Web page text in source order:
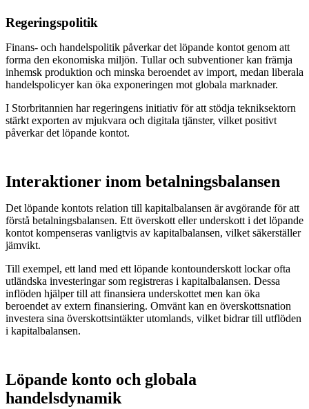
Regeringspolitik
Finans- och handelspolitik påverkar det löpande kontot genom att
forma den ekonomiska miljön. Tullar och subventioner kan främja
inhemsk produktion och minska beroendet av import, medan liberala
handelspolicyer kan öka exponeringen mot globala marknader.
I Storbritannien har regeringens initiativ för att stödja tekniksektorn
stärkt exporten av mjukvara och digitala tjänster, vilket positivt
påverkar det löpande kontot.
Interaktioner inom betalningsbalansen
Det löpande kontots relation till kapitalbalansen är avgörande för att
förstå betalningsbalansen. Ett överskott eller underskott i det löpande
kontot kompenseras vanligtvis av kapitalbalansen, vilket säkerställer
jämvikt.
Till exempel, ett land med ett löpande kontounderskott lockar ofta
utländska investeringar som registreras i kapitalbalansen. Dessa
inflöden hjälper till att finansiera underskottet men kan öka
beroendet av extern finansiering. Omvänt kan en överskottsnation
investera sina överskottsintäkter utomlands, vilket bidrar till utflöden
i kapitalbalansen.
Löpande konto och globala
handelsdynamik